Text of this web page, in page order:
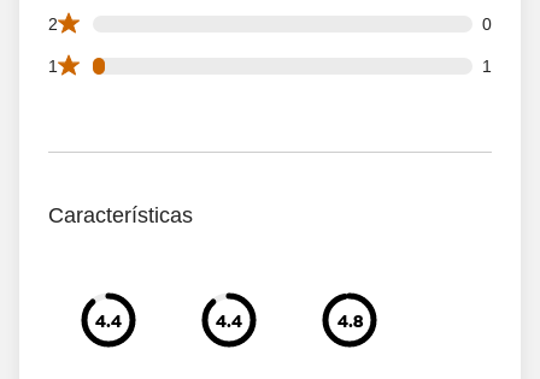
2 0
0 2 star reviews out of 31 reviews
1 1
1 1 star reviews out of 31 reviews
Características
4.4 4.4 4.8